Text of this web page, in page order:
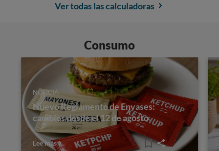
Ver todas las calculadoras
Consumo
NOTICIA
Nuevo Reglamento de Envases:
cambios desde el 12 de agosto
Lee más